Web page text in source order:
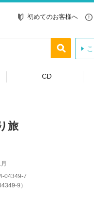
初めてのお客様へ
CD
旅
04349-7
9 ）